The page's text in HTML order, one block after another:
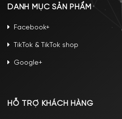
DANH MỤC SẢN PHẨM
Facebook+
TikTok & TikTok shop
Google+
HỖ TRỢ KHÁCH HÀNG